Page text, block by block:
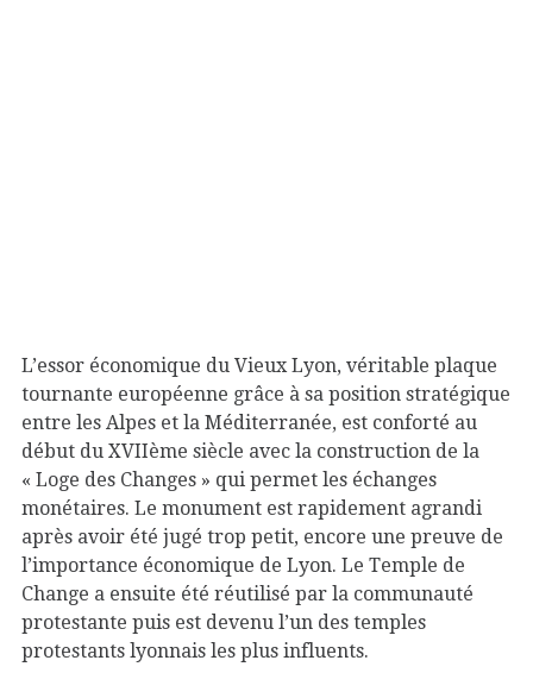
L’essor économique du Vieux Lyon, véritable plaque
tournante européenne grâce à sa position stratégique
entre les Alpes et la Méditerranée, est conforté au
début du XVIIème siècle avec la construction de la
« Loge des Changes » qui permet les échanges
monétaires. Le monument est rapidement agrandi
après avoir été jugé trop petit, encore une preuve de
l’importance économique de Lyon. Le Temple de
Change a ensuite été réutilisé par la communauté
protestante puis est devenu l’un des temples
protestants lyonnais les plus influents.